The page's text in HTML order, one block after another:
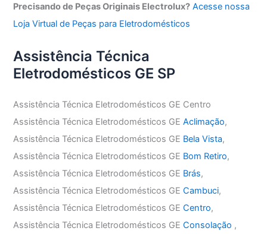
Precisando de Peças Originais Electrolux? Acesse nossa
Loja Virtual de Peças para Eletrodomésticos
Assistência Técnica
Eletrodomésticos GE SP
Assistência Técnica Eletrodomésticos GE Centro
Assistência Técnica Eletrodomésticos GEAclimação,
Assistência Técnica Eletrodomésticos GE Bela Vista,
Assistência Técnica Eletrodomésticos GE Bom Retiro,
Assistência Técnica Eletrodomésticos GE Brás,
Assistência Técnica Eletrodomésticos GECambuci,
Assistência Técnica Eletrodomésticos GECentro,
Assistência Técnica Eletrodomésticos GEConsolação ,